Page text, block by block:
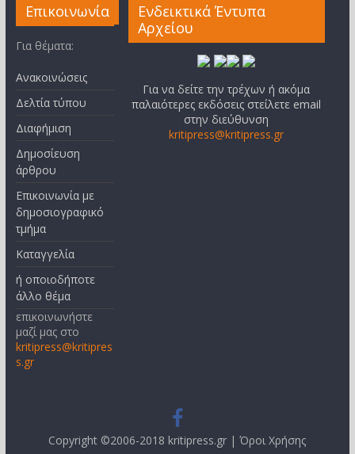
Επικοινωνία
Για θέματα:
Ανακοινώσεις
Δελτία τύπου
Διαφήμιση
Δημοσίευση
άρθρου
Επικοινωνία με
δημοσιογραφικό
τμήμα
Καταγγελία
ή οποιοδήποτε
άλλο θέμα
επικοινωνήστε
μαζί μας στο
kritipress@kritipres
s.gr
Ενδεικτικά Έντυπα
Αρχείου
Για να δείτε την τρέχων ή ακόμα
παλαιότερες εκδόσεις στείλετε email
στην διεύθυνση
kritipress@kritipress.gr
Copyright ©2006-2018 kritipress.gr |Όροι Χρήσης